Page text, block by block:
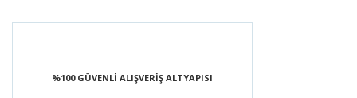
%100 GÜVENLİ ALIŞVERİŞ ALTYAPISI